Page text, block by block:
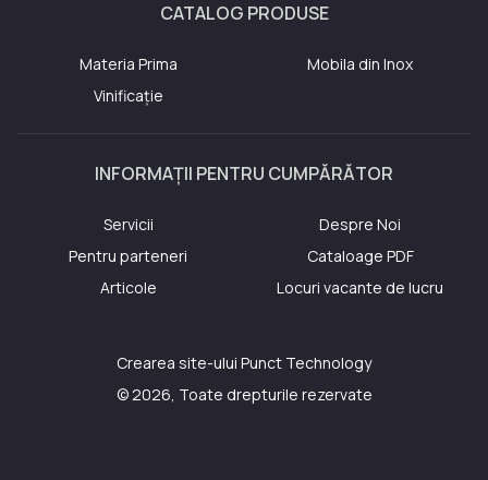
CATALOG PRODUSE
Materia Prima
Mobila din Inox
Vinificație
INFORMAȚII PENTRU CUMPĂRĂTOR
Servicii
Despre Noi
Pentru parteneri
Cataloage PDF
Articole
Locuri vacante de lucru
Crearea site-ului Punct Technology
© 2026, Toate drepturile rezervate